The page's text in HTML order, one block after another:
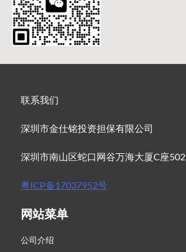
联系我们
深圳市金仕铭投资担保有限公司
深圳市南山区蛇口网谷万海大厦C座502
粤ICP备17037952号
网站菜单
公司介绍